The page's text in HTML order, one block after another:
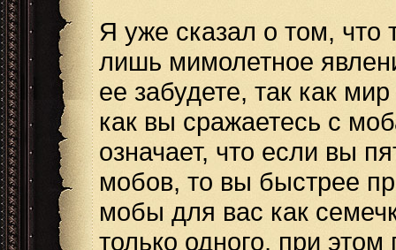
Я уже сказал о том, что
лишь мимолетное
ее забудете, так как
как вы сражаетесь с
означает, что если вы
мобов, то вы быстрее
мобы для вас как
только одного, при